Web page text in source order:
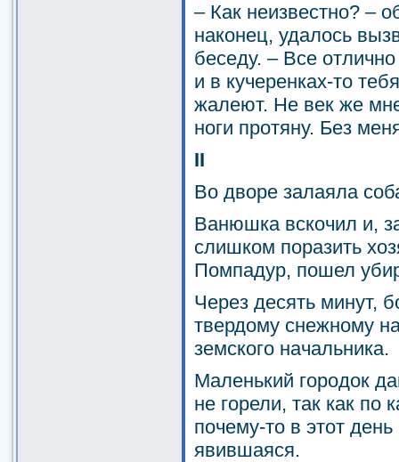
– Как неизвестно? –
наконец, удалось
беседу. – Все
и в кучеренках-то
жалеют. Не век же
ноги протяну. Без
II
Во дворе залаяла
Ванюшка вскочил и,
слишком поразить
Помпадур, пошел
Через десять минут,
твердому снежному
земского начальника.
Маленький городок
не горели, так как по
почему-то в этот
явившаяся.